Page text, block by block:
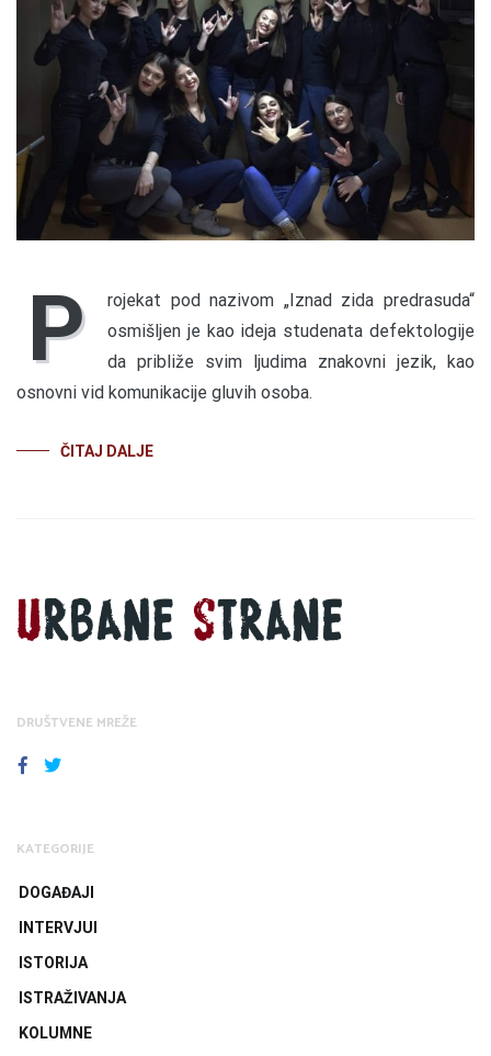
P
rojekat pod nazivom „Iznad zida predrasuda“
osmišljen je kao ideja studenata defektologije
da približe svim ljudima znakovni jezik, kao
osnovni vid komunikacije gluvih osoba.
ČITAJ DALJE
DRUŠTVENE MREŽE
FACEBOOK
TWITTER
KATEGORIJE
DOGAĐAJI
INTERVJUI
ISTORIJA
ISTRAŽIVANJA
KOLUMNE